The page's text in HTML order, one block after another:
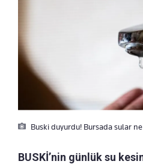
Buski duyurdu! Bursada sular
BUSKİ’nin günlük su